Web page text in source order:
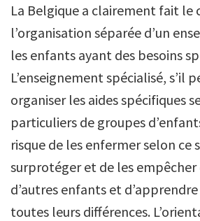
La Belgique a clairement fait le
l’organisation séparée d’un
les enfants ayant des besoins
L’enseignement spécialisé, s’il
organiser les aides spécifiques
particuliers de groupes
risque de les enfermer selon ce
surprotéger et de les
d’autres enfants et
toutes leurs différences.